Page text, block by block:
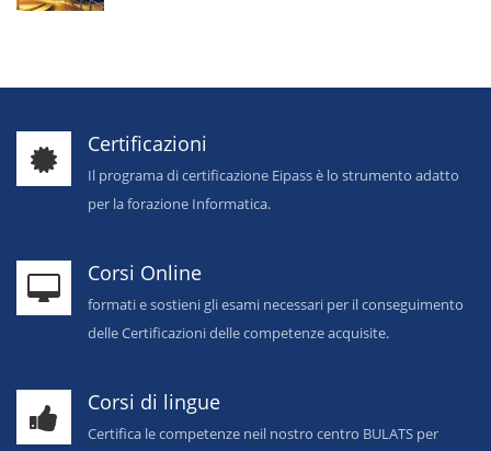
Certificazioni
Il programa di certificazione Eipass è lo strumento adatto
per la forazione Informatica.
Corsi Online
formati e sostieni gli esami necessari per il conseguimento
delle Certificazioni delle competenze acquisite.
Corsi di lingue
Certifica le competenze neil nostro centro BULATS per